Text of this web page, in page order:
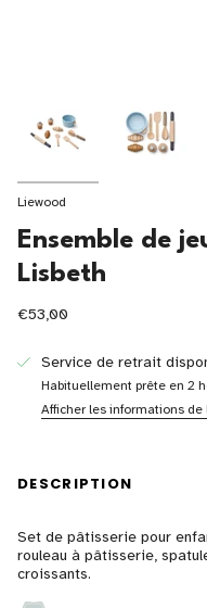
Liewood
Ensemble de
Lisbeth
€53,00
Service de retrait
Habituellement prête en 2
Afficher les informations de
DESCRIPTION
Set de pâtisserie pour
rouleau à pâtisserie,
croissants.